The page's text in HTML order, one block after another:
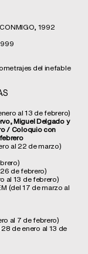
1992
del inefable
al 13 de febrero)
Miguel Delgado y
/ Coloquio con
al 22 de marzo)
de febrero)
al 13 de febrero)
(del 17 de marzo al
al 7 de febrero)
de enero al 13 de